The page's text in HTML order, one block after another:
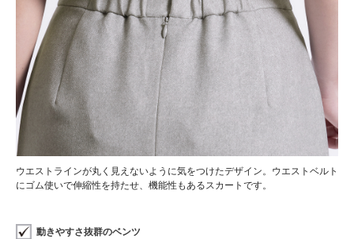
ウエストラインが丸く見えないように気をつけたデザイン。ウエストベルト
にゴム使いで伸縮性を持たせ、機能性もあるスカートです。
動きやすさ抜群のベンツ